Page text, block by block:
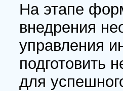
На этапе
внедрения
управления
подготовить
для